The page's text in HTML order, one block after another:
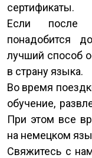
сертификаты.
Если после
понадобится
лучший способ
в страну языка.
Во время
обучение,
При этом все
на немецком
Свяжитесь с